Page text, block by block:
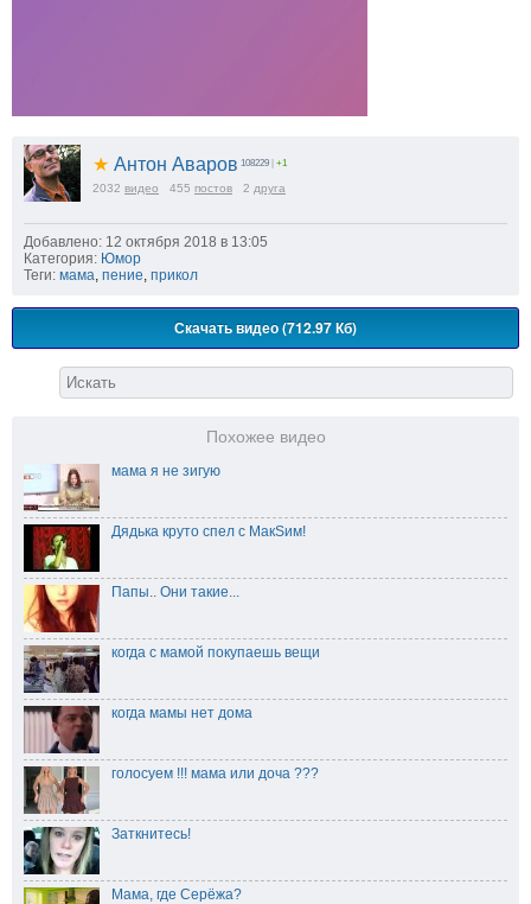
★ Антон Аваров 108229 | +1
2032 видео 455 постов 2 друга
Добавлено: 12 октября 2018 в 13:05
Категория: Юмор
Теги: мама пение прикол
Скачать видео (712.97 Кб)
Похожее видео
мама я не зигую
Дядька круто спел с МакSим!
Папы.. Они такие...
когда с мамой покупаешь вещи
когда мамы нет дома
голосуем !!! мама или доча ???
Заткнитесь!
Мама, где Серёжа?